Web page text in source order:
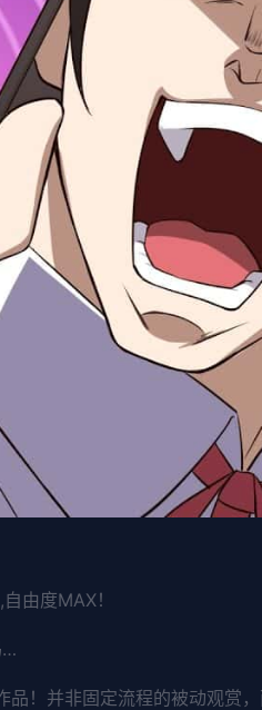
由度MAX！
…
！并非固定流程的被动观赏